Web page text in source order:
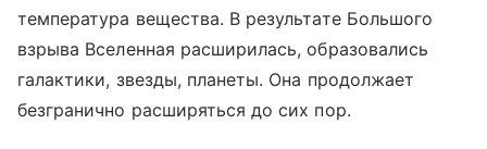
температура вещества. В результате Большого
взрыва Вселенная расширилась, образовались
галактики, звезды, планеты. Она продолжает
безгранично расширяться до сих пор.